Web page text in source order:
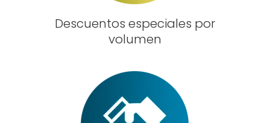
Descuentos especiales por
volumen